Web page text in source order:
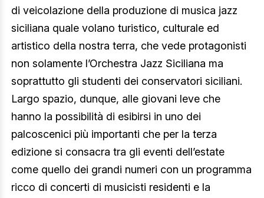
di veicolazione della produzione di musica jazz
siciliana quale volano turistico, culturale ed
artistico della nostra terra, che vede protagonisti
non solamente l’Orchestra Jazz Siciliana ma
soprattutto gli studenti dei conservatori siciliani.
Largo spazio, dunque, alle giovani leve che
hanno la possibilità di esibirsi in uno dei
palcoscenici più importanti che per la terza
edizione si consacra tra gli eventi dell’estate
come quello dei grandi numeri con un programma
ricco di concerti di musicisti residenti e la